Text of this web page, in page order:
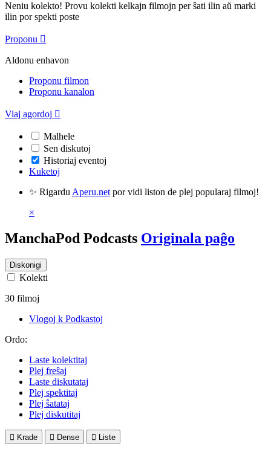
Neniu kolekto! Provu kolekti kelkajn filmojn per ŝati ilin aŭ marki
ilin por spekti poste
Proponu 
Aldonu enhavon
Proponu filmon
Proponu kanalon
Viaj agordoj 
Malhele
Sen diskutoj
Historiaj eventoj
Kuketoj
✨ Rigardu Aperu.net por vidi liston de plej popularaj filmoj!
×
ManchaPod Podcasts Originala paĝo
Diskonigi
Kolekti
30 filmoj
Vlogoj k Podkastoj
Ordo:
Laste kolektitaj
Plej freŝaj
Laste diskutataj
Plej spektitaj
Plej ŝatataj
Plej diskutitaj
 Krade  Dense  Liste